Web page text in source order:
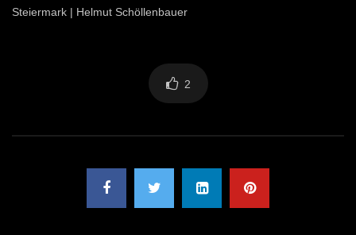
Steiermark | Helmut Schöllenbauer
2